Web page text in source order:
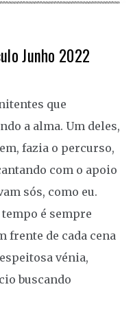
Junho 2022
que
a alma. Um deles,
fazia o percurso,
com o apoio
sós, como eu.
é sempre
frente de cada cena
vénia,
buscando